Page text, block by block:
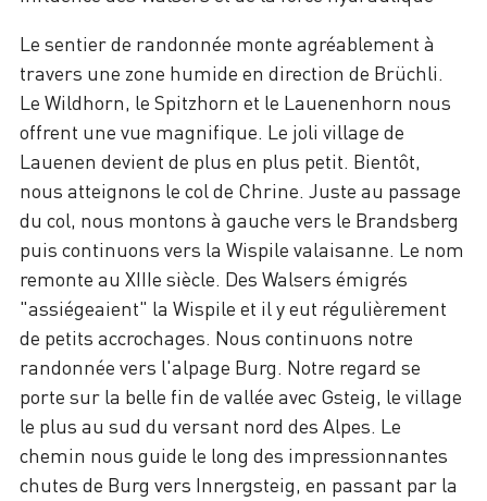
Le sentier de randonnée monte agréablement à
travers une zone humide en direction de Brüchli.
Le Wildhorn, le Spitzhorn et le Lauenenhorn nous
offrent une vue magnifique. Le joli village de
Lauenen devient de plus en plus petit. Bientôt,
nous atteignons le col de Chrine. Juste au passage
du col, nous montons à gauche vers le Brandsberg
puis continuons vers la Wispile valaisanne. Le nom
remonte au XIIIe siècle. Des Walsers émigrés
"assiégeaient" la Wispile et il y eut régulièrement
de petits accrochages. Nous continuons notre
randonnée vers l'alpage Burg. Notre regard se
porte sur la belle fin de vallée avec Gsteig, le village
le plus au sud du versant nord des Alpes. Le
chemin nous guide le long des impressionnantes
chutes de Burg vers Innergsteig, en passant par la